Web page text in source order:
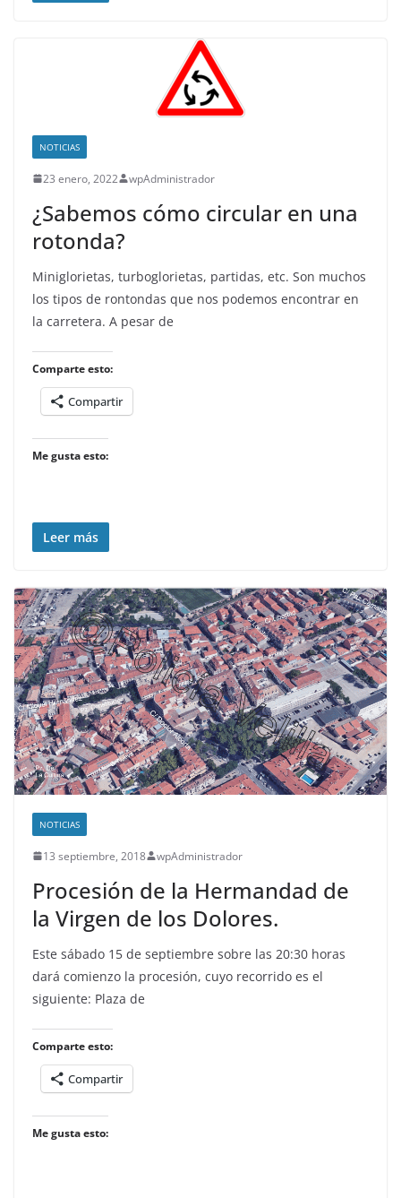
NOTICIAS
23 enero, 2022 wpAdministrador
¿Sabemos cómo circular en una
rotonda?
Miniglorietas, turboglorietas, partidas, etc. Son muchos
los tipos de rontondas que nos podemos encontrar en
la carretera. A pesar de
Comparte esto:
Compartir
Me gusta esto:
Leer más
NOTICIAS
13 septiembre, 2018 wpAdministrador
Procesión de la Hermandad de
la Virgen de los Dolores.
Este sábado 15 de septiembre sobre las 20:30 horas
dará comienzo la procesión, cuyo recorrido es el
siguiente: Plaza de
Comparte esto:
Compartir
Me gusta esto: